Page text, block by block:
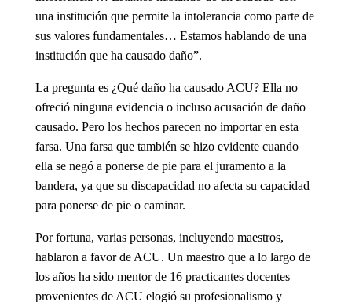
una institución que permite la intolerancia como parte de
sus valores fundamentales… Estamos hablando de una
institución que ha causado daño”.
La pregunta es ¿Qué daño ha causado ACU? Ella no
ofreció ninguna evidencia o incluso acusación de daño
causado. Pero los hechos parecen no importar en esta
farsa. Una farsa que también se hizo evidente cuando
ella se negó a ponerse de pie para el juramento a la
bandera, ya que su discapacidad no afecta su capacidad
para ponerse de pie o caminar.
Por fortuna, varias personas, incluyendo maestros,
hablaron a favor de ACU. Un maestro que a lo largo de
los años ha sido mentor de 16 practicantes docentes
provenientes de ACU elogió su profesionalismo y